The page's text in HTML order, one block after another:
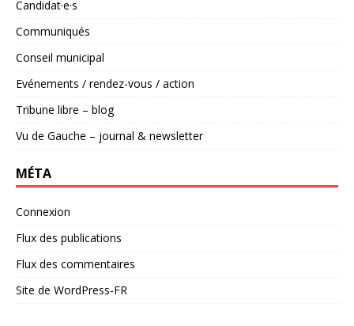
Candidat·e·s
Communiqués
Conseil municipal
Evénements / rendez-vous / action
Tribune libre – blog
Vu de Gauche – journal & newsletter
MÉTA
Connexion
Flux des publications
Flux des commentaires
Site de WordPress-FR